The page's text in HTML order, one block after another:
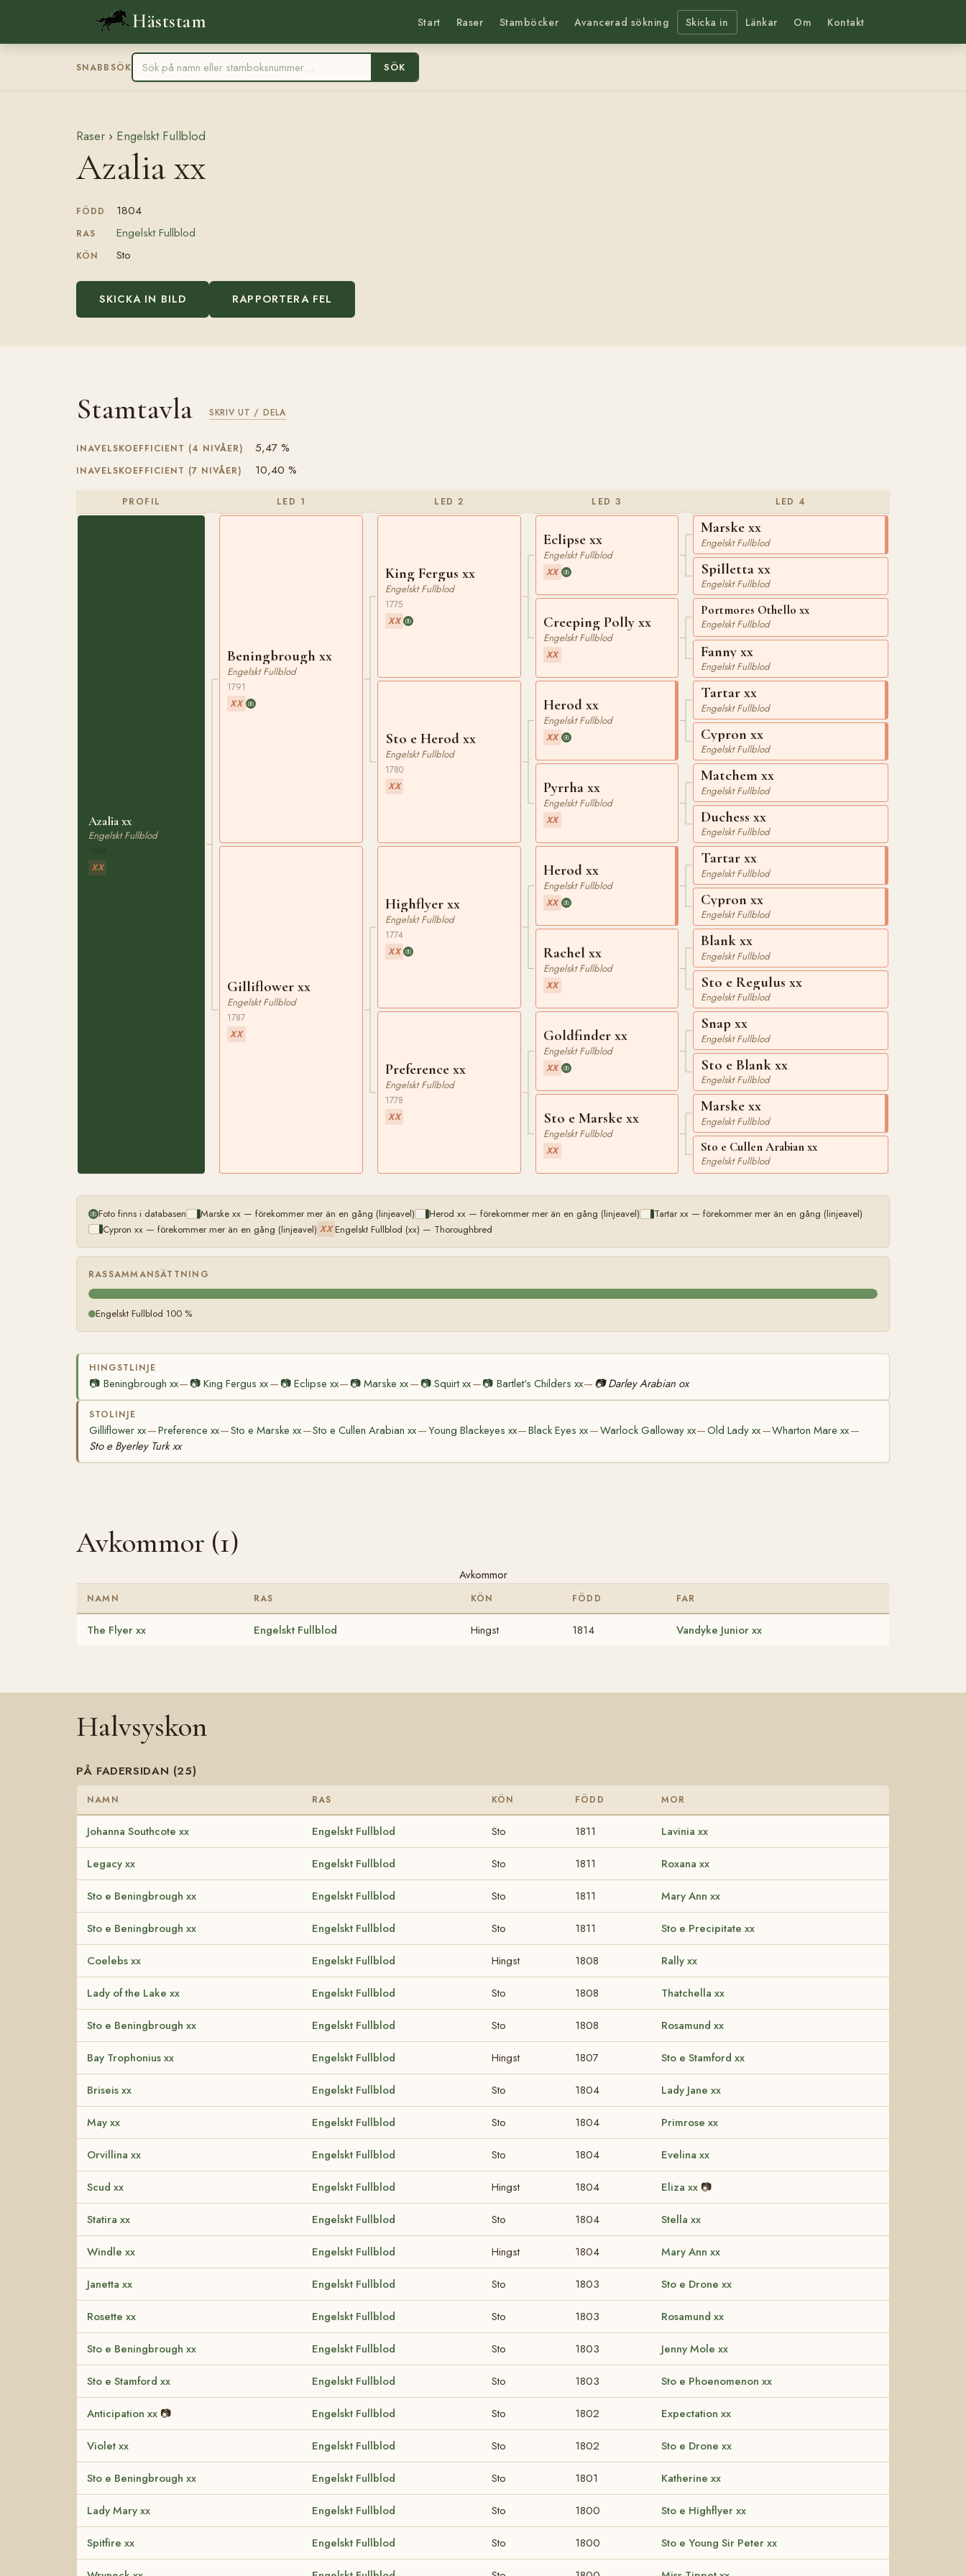
Häststam Start Raser Stamböcker Avancerad sökning Skicka in Länkar Om Kontakt
SNABBSÖK SÖK
Raser › Engelskt Fullblod
Azalia xx
FÖDD 1804
RAS Engelskt Fullblod
KÖN Sto
SKICKA IN BILD RAPPORTERA FEL
Stamtavla SKRIV UT / DELA
INAVELSKOEFFICIENT (4 NIVÅER) 5,47 %
INAVELSKOEFFICIENT (7 NIVÅER) 10,40 %
PROFIL
Azalia xx
Engelskt Fullblod
XX
LED 1
Beningbrough xx
Engelskt Fullblod
1791
XX
Gilliflower xx
Engelskt Fullblod
1787
XX
LED 2
King Fergus xx
Engelskt Fullblod
1775
XX
Sto e Herod xx
Engelskt Fullblod
1780
XX
Highflyer xx
Engelskt Fullblod
1774
XX
Preference xx
Engelskt Fullblod
1778
XX
LED 3
Eclipse xx
Engelskt Fullblod
XX
Creeping Polly xx
Engelskt Fullblod
XX
Herod xx
Engelskt Fullblod
XX
Pyrrha xx
Engelskt Fullblod
XX
Herod xx
Engelskt Fullblod
XX
Rachel xx
Engelskt Fullblod
XX
Goldfinder xx
Engelskt Fullblod
XX
Sto e Marske xx
Engelskt Fullblod
XX
LED 4
Marske xx
Engelskt Fullblod
Spilletta xx
Engelskt Fullblod
Portmores Othello xx
Engelskt Fullblod
Fanny xx
Engelskt Fullblod
Tartar xx
Engelskt Fullblod
Cypron xx
Engelskt Fullblod
Matchem xx
Engelskt Fullblod
Duchess xx
Engelskt Fullblod
Tartar xx
Engelskt Fullblod
Cypron xx
Engelskt Fullblod
Blank xx
Engelskt Fullblod
Sto e Regulus xx
Engelskt Fullblod
Snap xx
Engelskt Fullblod
Sto e Blank xx
Engelskt Fullblod
Marske xx
Engelskt Fullblod
Sto e Cullen Arabian xx
Engelskt Fullblod
Foto finns i databasen Marske xx — förekommer mer än en gång (linjeavel) Herod xx — förekommer mer än en gång (linjeavel)
Tartar xx — förekommer mer än en gång (linjeavel)
Cypron xx — förekommer mer än en gång (linjeavel) XX Engelskt Fullblod (xx) — Thoroughbred
RASSAMMANSÄTTNING
Engelskt Fullblod 100 %
HINGSTLINJE
📷 Beningbrough xx— 📷King Fergus xx— 📷 Eclipse xx— 📷 Marske xx— 📷Squirt xx—📷 Bartlet's Childers xx— 📷 Darley Arabian ox
STOLINJE
Gilliflower xx—Preference xx—Sto e Marske xx—Sto e Cullen Arabian xx—Young Blackeyes xx—Black Eyes xx—Warlock Galloway xx—Old Lady xx—Wharton Mare xx—
Sto e Byerley Turk xx
Avkommor (1)
Avkommor
NAMN RAS KÖN FÖDD FAR
The Flyer xx Engelskt Fullblod Hingst 1814 Vandyke Junior xx
Halvsyskon
PÅ FADERSIDAN (25)
NAMN RAS KÖN FÖDD MOR
Johanna Southcote xx Engelskt Fullblod Sto 1811 Lavinia xx
Legacy xx Engelskt Fullblod Sto 1811 Roxana xx
Sto e Beningbrough xx Engelskt Fullblod Sto 1811 Mary Ann xx
Sto e Beningbrough xx Engelskt Fullblod Sto 1811 Sto e Precipitate xx
Coelebs xx Engelskt Fullblod Hingst 1808 Rally xx
Lady of the Lake xx Engelskt Fullblod Sto 1808 Thatchella xx
Sto e Beningbrough xx Engelskt Fullblod Sto 1808 Rosamund xx
Bay Trophonius xx Engelskt Fullblod Hingst 1807 Sto e Stamford xx
Briseis xx Engelskt Fullblod Sto 1804 Lady Jane xx
May xx Engelskt Fullblod Sto 1804 Primrose xx
Orvillina xx Engelskt Fullblod Sto 1804 Evelina xx
Scud xx Engelskt Fullblod Hingst 1804 Eliza xx 📷
Statira xx Engelskt Fullblod Sto 1804 Stella xx
Windle xx Engelskt Fullblod Hingst 1804 Mary Ann xx
Janetta xx Engelskt Fullblod Sto 1803 Sto e Drone xx
Rosette xx Engelskt Fullblod Sto 1803 Rosamund xx
Sto e Beningbrough xx Engelskt Fullblod Sto 1803 Jenny Mole xx
Sto e Stamford xx Engelskt Fullblod Sto 1803 Sto e Phoenomenon xx
Anticipation xx 📷 Engelskt Fullblod Sto 1802 Expectation xx
Violet xx Engelskt Fullblod Sto 1802 Sto e Drone xx
Sto e Beningbrough xx Engelskt Fullblod Sto 1801 Katherine xx
Lady Mary xx Engelskt Fullblod Sto 1800 Sto e Highflyer xx
Spitfire xx Engelskt Fullblod Sto 1800 Sto e Young Sir Peter xx